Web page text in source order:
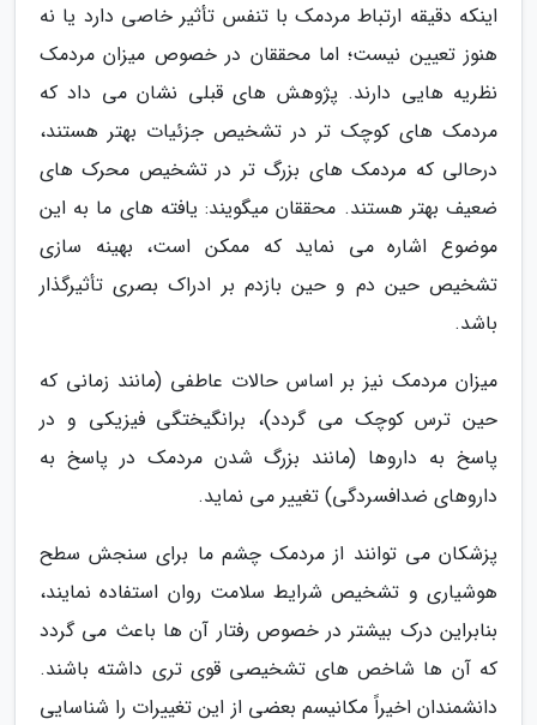
اینکه دقیقه ارتباط مردمک با تنفس تأثیر خاصی دارد یا نه
هنوز تعیین نیست؛ اما محققان در خصوص میزان مردمک
نظریه هایی دارند. پژوهش های قبلی نشان می داد که
مردمک های کوچک تر در تشخیص جزئیات بهتر هستند،
درحالی که مردمک های بزرگ تر در تشخیص محرک های
ضعیف بهتر هستند. محققان میگویند: یافته های ما به این
موضوع اشاره می نماید که ممکن است، بهینه سازی
تشخیص حین دم و حین بازدم بر ادراک بصری تأثیرگذار
باشد.
میزان مردمک نیز بر اساس حالات عاطفی (مانند زمانی که
حین ترس کوچک می گردد)، برانگیختگی فیزیکی و در
پاسخ به داروها (مانند بزرگ شدن مردمک در پاسخ به
داروهای ضدافسردگی) تغییر می نماید.
پزشکان می توانند از مردمک چشم ما برای سنجش سطح
هوشیاری و تشخیص شرایط سلامت روان استفاده نمایند،
بنابراین درک بیشتر در خصوص رفتار آن ها باعث می گردد
که آن ها شاخص های تشخیصی قوی تری داشته باشند.
دانشمندان اخیراً مکانیسم بعضی از این تغییرات را شناسایی